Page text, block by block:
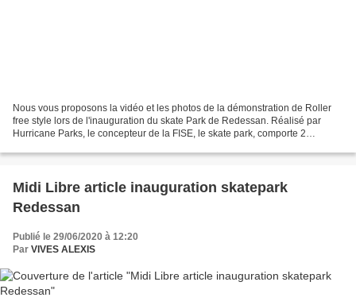
Nous vous proposons la vidéo et les photos de la démonstration de Roller
free style lors de l'inauguration du skate Park de Redessan. Réalisé par
Hurricane Parks, le concepteur de la FISE, le skate park, comporte 2
Midi Libre article inauguration skatepark
Redessan
Publié le 29/06/2020 à 12:20
Par VIVES ALEXIS